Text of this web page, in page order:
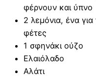
φέρνουν και ύπνο
2 λεμόνια, ένα
φέτες
1 σφηνάκι ούζο
Ελαιόλαδο
Αλάτι